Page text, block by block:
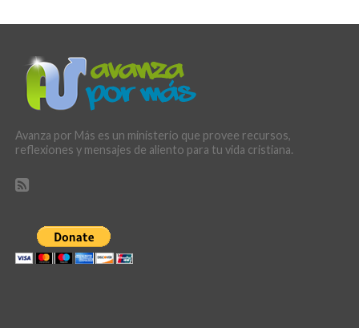
Avanza por Más es un ministerio que provee recursos,
reflexiones y mensajes de aliento para tu vida cristiana.